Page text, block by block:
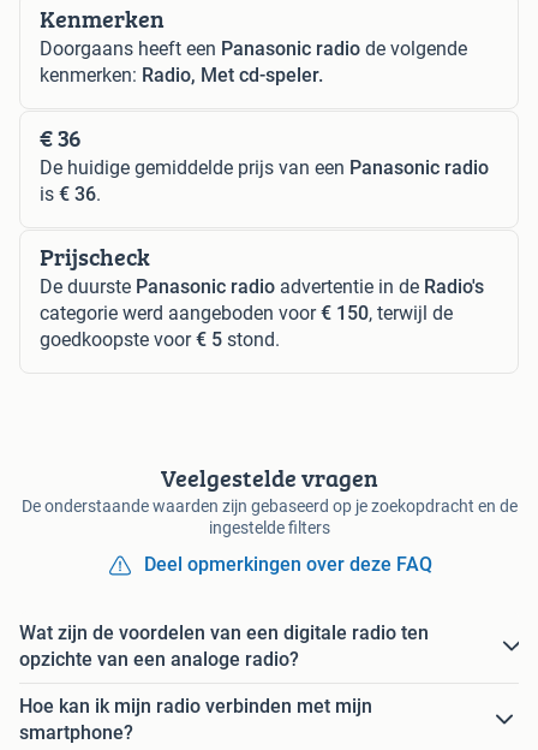
Kenmerken
Doorgaans heeft een Panasonic radio de volgende
kenmerken: Radio, Met cd-speler.
€ 36
De huidige gemiddelde prijs van een Panasonic radio
is € 36.
Prijscheck
De duurste Panasonic radio advertentie in de Radio's
categorie werd aangeboden voor€ 150, terwijl de
goedkoopste voor€ 5 stond.
Veelgestelde vragen
De onderstaande waarden zijn gebaseerd op je zoekopdracht en de
ingestelde filters
Deel opmerkingen over deze FAQ
Wat zijn de voordelen van een digitale radio ten
opzichte van een analoge radio?
Hoe kan ik mijn radio verbinden met mijn
smartphone?